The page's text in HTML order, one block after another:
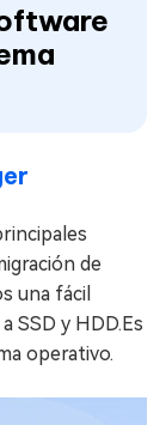
de
una fácil
SSD y HDD.Es
operativo.